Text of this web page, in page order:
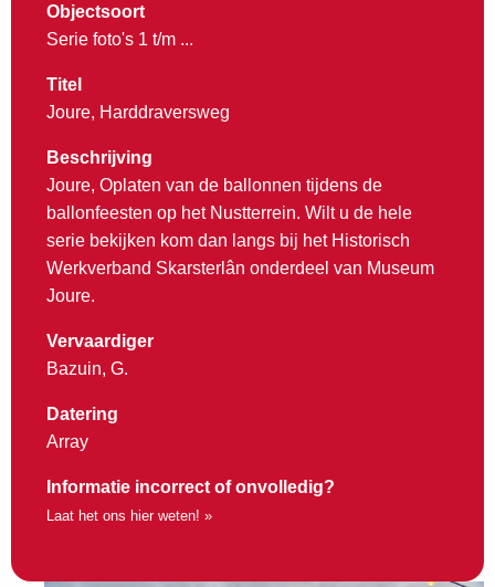
Objectsoort
Serie foto's 1 t/m ...
Titel
Joure, Harddraversweg
Beschrijving
Joure, Oplaten van de ballonnen tijdens de
ballonfeesten op het Nustterrein. Wilt u de hele
serie bekijken kom dan langs bij het Historisch
Werkverband Skarsterlân onderdeel van Museum
Joure.
Vervaardiger
Bazuin, G.
Datering
Array
Informatie incorrect of onvolledig?
Laat het ons hier weten! »